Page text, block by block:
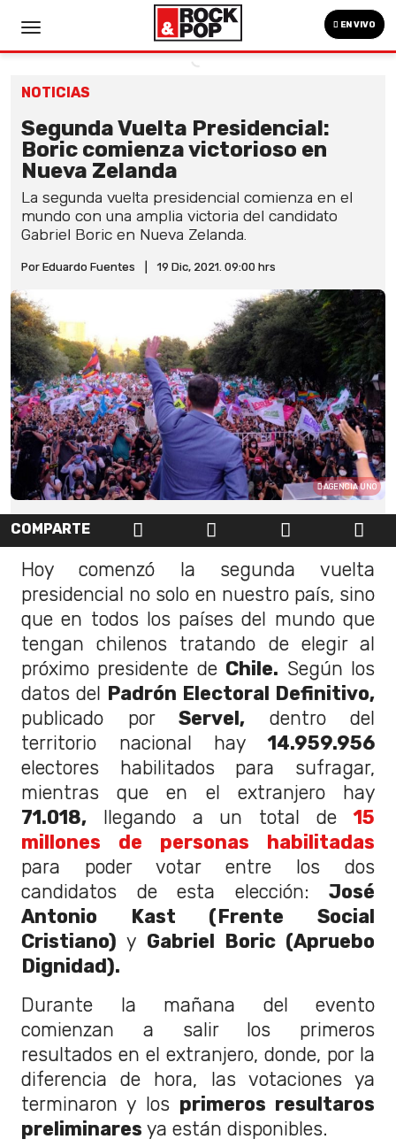
EN VIVO
NOTICIAS
Segunda Vuelta Presidencial:
Boric comienza victorioso en
Nueva Zelanda
La segunda vuelta presidencial comienza en el
mundo con una amplia victoria del candidato
Gabriel Boric en Nueva Zelanda.
Por Eduardo Fuentes 19 Dic, 2021. 09:00 hrs
AGENCIA UNO
COMPARTE
Hoy comenzó la segunda vuelta
presidencial no solo en nuestro país, sino
que en todos los países del mundo que
tengan chilenos tratando de elegir al
próximo presidente de Chile. Según los
datos del Padrón Electoral Definitivo,
publicado por Servel, dentro del
territorio nacional hay14.959.956
electores habilitados para sufragar,
mientras que en el extranjero hay
71.018, llegando a un total de15
millones de personas habilitadas
para poder votar entre los dos
candidatos de esta elección: José
Antonio Kast (Frente Social
Cristiano) y Gabriel Boric (Apruebo
Dignidad).
Durante la mañana del evento
comienzan a salir los primeros
resultados en el extranjero, donde, por la
diferencia de hora, las votaciones ya
terminaron y los primeros resultaros
preliminares ya están disponibles.